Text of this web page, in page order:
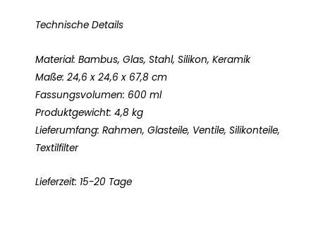
Technische Details
Material: Bambus, Glas, Stahl, Silikon, Keramik
Maße: 24,6 x 24,6 x 67,8 cm
Fassungsvolumen: 600 ml
Produktgewicht: 4,8 kg
Lieferumfang: Rahmen, Glasteile, Ventile, Silikonteile,
Textilfilter
Lieferzeit: 15-20 Tage